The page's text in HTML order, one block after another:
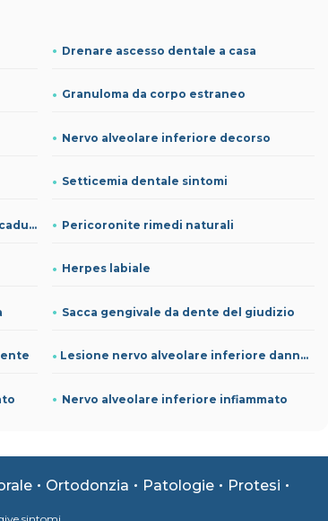
Drenare ascesso dentale a casa
Granuloma da corpo estraneo
Nervo alveolare inferiore decorso
Setticemia dentale sintomi
Ematoma gengivale bambino dopo caduta Pericoronite rimedi naturali
Herpes labiale
Sacca gengivale da dente del giudizio
Lesione nervo alveolare inferiore danno biologico
Nervo alveolare inferiore infiammato
Ortodonzia Patologie
Protesi